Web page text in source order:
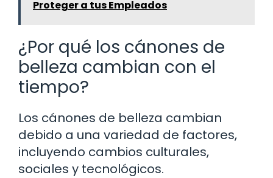
Proteger a tus Empleados
¿Por qué los cánones de
belleza cambian con el
tiempo?
Los cánones de belleza cambian
debido a una variedad de factores,
incluyendo cambios culturales,
sociales y tecnológicos.